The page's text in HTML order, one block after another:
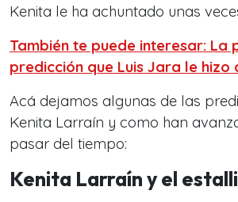
Kenita le ha achuntado unas
También te puede interesar: La
predicción que Luis Jara le hizo
Acá dejamos algunas de las
Kenita Larraín y como han
pasar del tiempo:
Kenita Larraín y el